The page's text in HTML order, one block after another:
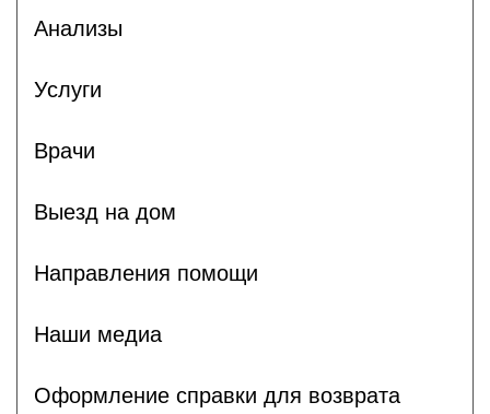
Анализы
Услуги
Врачи
Выезд на дом
Направления помощи
Наши медиа
Оформление справки для возврата